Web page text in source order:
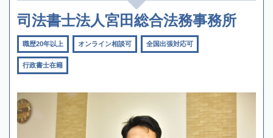
司法書士法人宮田総合法務事務所
職歴20年以上 オンライン相談可 全国出張対応可
行政書士在籍